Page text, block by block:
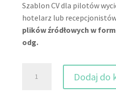
Szablon CV dla pilotów
hotelarz lub
plików źródłowych w
odg.
Dodaj do